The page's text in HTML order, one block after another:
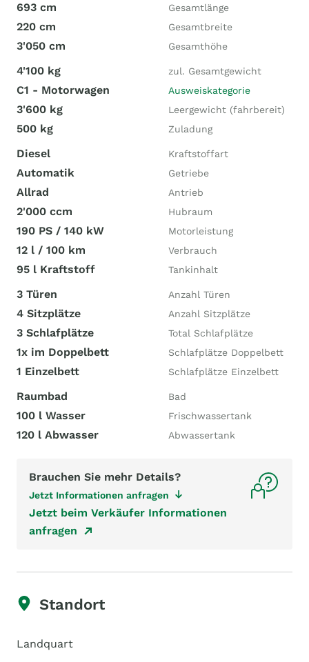
693 cm Gesamtlänge
220 cm Gesamtbreite
3'050 cm Gesamthöhe
4'100 kg zul. Gesamtgewicht
C1 - Motorwagen Ausweiskategorie
3'600 kg Leergewicht (fahrbereit)
500 kg Zuladung
Diesel Kraftstoffart
Automatik Getriebe
Allrad Antrieb
2'000 ccm Hubraum
190 PS / 140 kW Motorleistung
12 l / 100 km Verbrauch
95 l Kraftstoff Tankinhalt
3 Türen Anzahl Türen
4 Sitzplätze Anzahl Sitzplätze
3 Schlafplätze Total Schlafplätze
1x im Doppelbett Schlafplätze Doppelbett
1 Einzelbett Schlafplätze Einzelbett
Raumbad Bad
100 l Wasser Frischwassertank
120 l Abwasser Abwassertank
Brauchen Sie mehr Details?
Jetzt Informationen anfragen
Jetzt beim Verkäufer Informationen
anfragen
Standort
Landquart